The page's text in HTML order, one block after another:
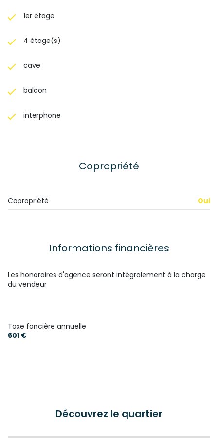
1er étage
4 étage(s)
cave
balcon
interphone
Copropriété
Copropriété Oui
Informations financières
Les honoraires d'agence seront intégralement à la charge
du vendeur
Taxe foncière annuelle
601 €
Découvrez le quartier